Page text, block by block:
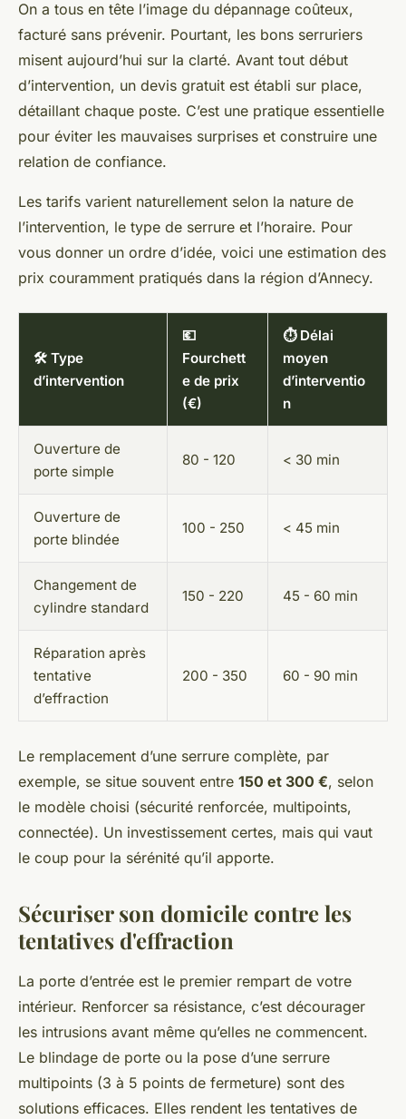
On a tous en tête l’image du dépannage coûteux,
facturé sans prévenir. Pourtant, les bons serruriers
misent aujourd’hui sur la clarté. Avant tout début
d’intervention, un devis gratuit est établi sur place,
détaillant chaque poste. C’est une pratique essentielle
pour éviter les mauvaises surprises et construire une
relation de confiance.
Les tarifs varient naturellement selon la nature de
l’intervention, le type de serrure et l’horaire. Pour
vous donner un ordre d’idée, voici une estimation des
prix couramment pratiqués dans la région d’Annecy.
🛠️ Type
d’intervention
💶
Fourchett
e de prix
(€)
⏱️ Délai
moyen
d’interventio
n
Ouverture de
porte simple
80 - 120 < 30 min
Ouverture de
porte blindée
100 - 250 < 45 min
Changement de
cylindre standard
150 - 220 45 - 60 min
Réparation après
tentative
d’effraction
200 - 350 60 - 90 min
Le remplacement d’une serrure complète, par
exemple, se situe souvent entre 150 et 300 €, selon
le modèle choisi (sécurité renforcée, multipoints,
connectée). Un investissement certes, mais qui vaut
le coup pour la sérénité qu’il apporte.
Sécuriser son domicile contre les
tentatives d'effraction
La porte d’entrée est le premier rempart de votre
intérieur. Renforcer sa résistance, c’est décourager
les intrusions avant même qu’elles ne commencent.
Le blindage de porte ou la pose d’une serrure
multipoints (3 à 5 points de fermeture) sont des
solutions efficaces. Elles rendent les tentatives de